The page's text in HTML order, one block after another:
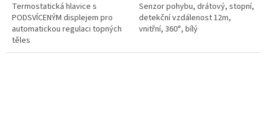
Termostatická hlavice s
PODSVÍCENÝM displejem pro
automatickou regulaci topných
těles
Senzor pohybu, drátový, stopní,
detekční vzdálenost 12m,
vnitřní, 360°, bílý